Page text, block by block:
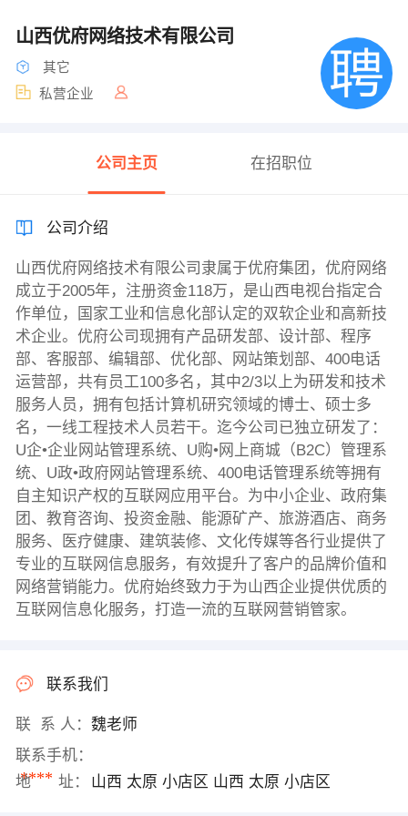
山西优府网络技术有限公司
其它
私营企业
公司主页 在招职位
公司介绍
山西优府网络技术有限公司隶属于优府集团，优府网络
成立于2005年，注册资金118万，是山西电视台指定合
作单位，国家工业和信息化部认定的双软企业和高新技
术企业。优府公司现拥有产品研发部、设计部、程序
部、客服部、编辑部、优化部、网站策划部、400电话
运营部，共有员工100多名，其中2/3以上为研发和技术
服务人员，拥有包括计算机研究领域的博士、硕士多
名，一线工程技术人员若干。迄今公司已独立研发了：
U企•企业网站管理系统、U购•网上商城（B2C）管理系
统、U政•政府网站管理系统、400电话管理系统等拥有
自主知识产权的互联网应用平台。为中小企业、政府集
团、教育咨询、投资金融、能源矿产、旅游酒店、商务
服务、医疗健康、建筑装修、文化传媒等各行业提供了
专业的互联网信息服务，有效提升了客户的品牌价值和
网络营销能力。优府始终致力于为山西企业提供优质的
互联网信息化服务，打造一流的互联网营销管家。
联系我们
联 系 人： 魏老师
联系手机：
****
地 址： 山西 太原 小店区 山西 太原 小店区